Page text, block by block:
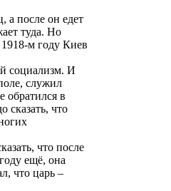
а после он едет
туда. Но
м году Киев
социализм. И
служил
обратился в
сказать, что
что после
ещё, она
что царь –